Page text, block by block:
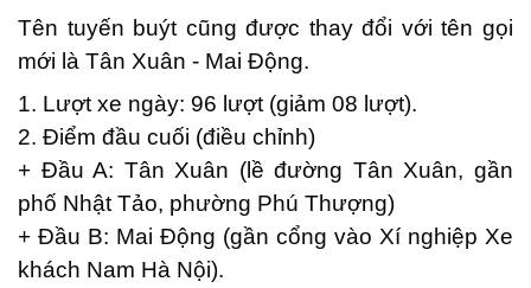
Tên tuyến buýt cũng được thay đổi với tên gọi
mới là Tân Xuân - Mai Động.
1. Lượt xe ngày: 96 lượt (giảm 08 lượt).
2. Điểm đầu cuối (điều chỉnh)
+ Đầu A: Tân Xuân (lề đường Tân Xuân, gần
phố Nhật Tảo, phường Phú Thượng)
+ Đầu B: Mai Động (gần cổng vào Xí nghiệp Xe
khách Nam Hà Nội).